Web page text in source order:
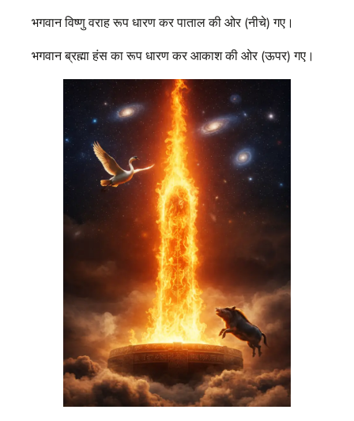
भगवान विष्णु वराह रूप धारण कर पाताल की ओर (नीचे) गए।
भगवान ब्रह्मा हंस का रूप धारण कर आकाश की ओर (ऊपर) गए।